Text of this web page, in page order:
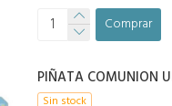
Comprar
PIÑATA COMUNION
Sin stock